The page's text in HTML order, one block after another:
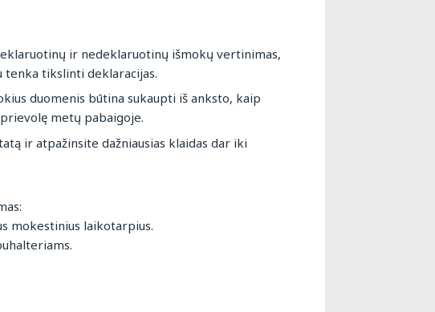
ir nedeklaruotinų išmokų vertinimas,
tikslinti deklaracijas.
duomenis būtina sukaupti iš anksto, kaip
metų pabaigoje.
ir atpažinsite dažniausias klaidas dar iki
mokestinius laikotarpius.